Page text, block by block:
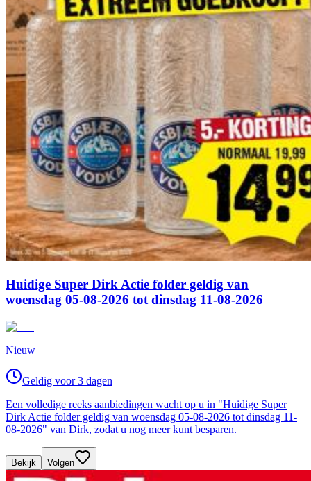
Huidige Super Dirk Actie folder geldig van
woensdag 05-08-2026 tot dinsdag 11-08-2026
Nieuw
Geldig voor 3 dagen
Een volledige reeks aanbiedingen wacht op u in "Huidige Super
Dirk Actie folder geldig van woensdag 05-08-2026 tot dinsdag 11-
08-2026" van Dirk, zodat u nog meer kunt besparen.
Bekijk Volgen